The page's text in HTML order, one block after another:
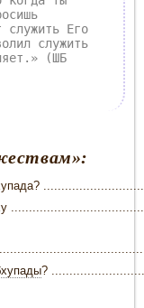
служить Его
служить
(ШБ
:
?